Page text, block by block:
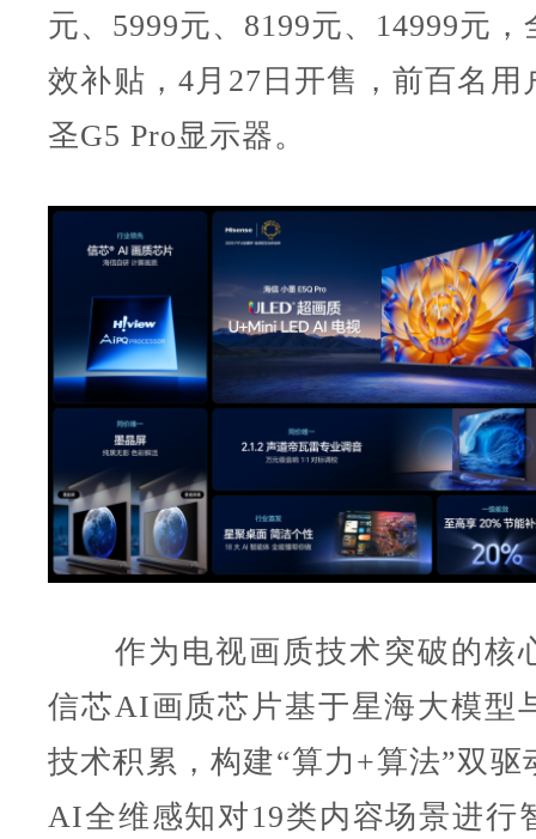
元、5999元、8199元、14999元
效补贴，4月27日开售，前百名用
圣G5 Pro显示器。
作为电视画质技术突破的核
信芯AI画质芯片基于星海大模型
技术积累，构建“算力+算法”双驱
AI全维感知对19类内容场景进行